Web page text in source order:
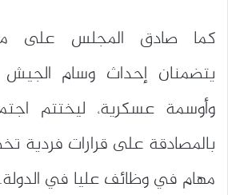
كما صادق المجلس على
يتضمنان إحداث وسام
وأوسمة عسكرية، ليختتم
بالمصادقة على قرارات فردية
مهام في وظائف عليا في الدولة.